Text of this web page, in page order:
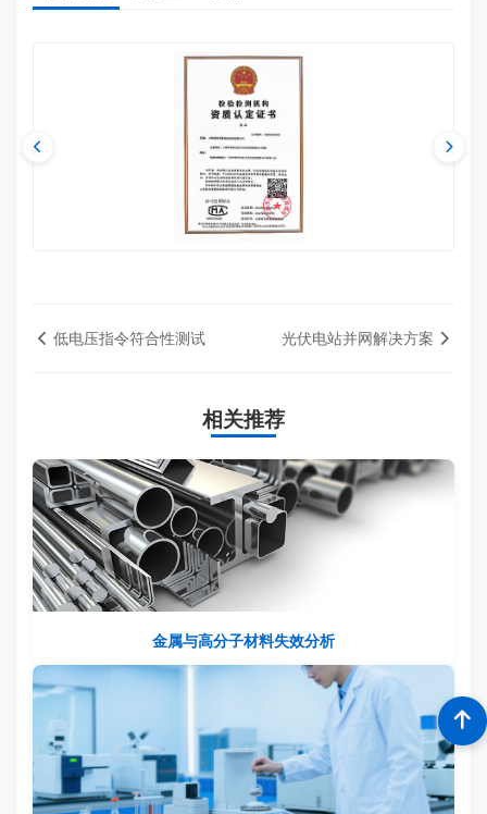
低电压指令符合性测试 光伏电站并网解决方案
相关推荐
金属与高分子材料失效分析